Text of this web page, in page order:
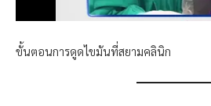
ขั้นตอนการดูดไขมันที่สยามคลินิก